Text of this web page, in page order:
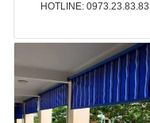
HOTLINE: 0973.23.83.83